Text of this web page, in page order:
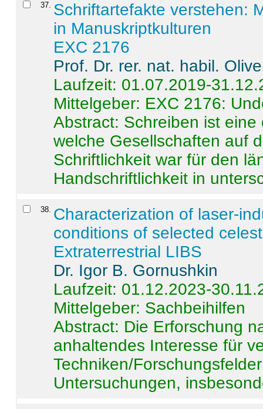
37. Schriftartefakte verstehen:
in Manuskriptkulturen
EXC 2176
Prof. Dr. rer. nat. habil.
Laufzeit: 01.07.2019-
Mittelgeber: EXC 2176:
Abstract: Schreiben ist
welche Gesellschaften auf
Schriftlichkeit war für den
Handschriftlichkeit in
38. Characterization of laser-
conditions of selected
Extraterrestrial LIBS
Dr. Igor B. Gornushkin
Laufzeit: 01.12.2023-
Mittelgeber: Sachbeihilfen
Abstract: Die Erforschung
anhaltendes Interesse für
Techniken/
Untersuchungen,